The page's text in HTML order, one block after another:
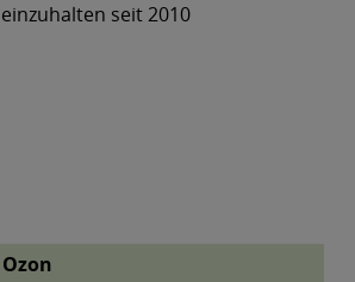
einzuhalten seit 2010
Ozon